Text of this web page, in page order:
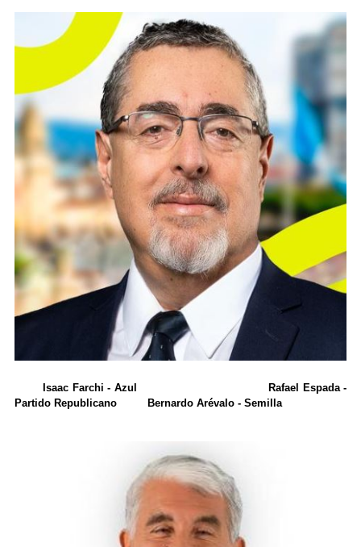
Isaac Farchi - Azul Rafael Espada -
Partido Republicano Bernardo Arévalo - Semilla